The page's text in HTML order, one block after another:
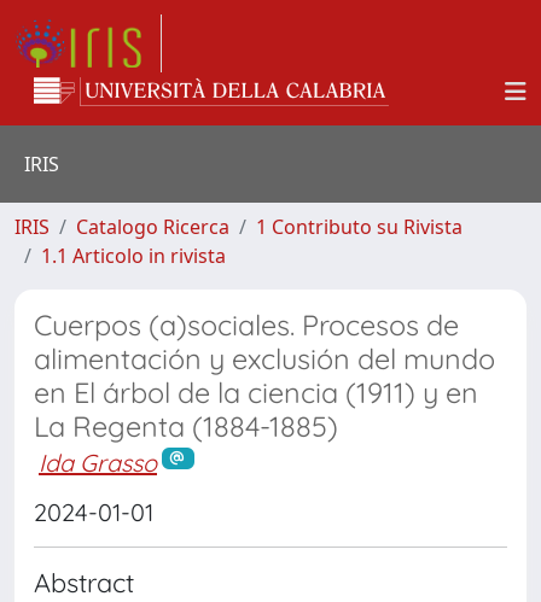
IRIS
IRIS Catalogo Ricerca
1 Contributo su Rivista
1.1 Articolo in rivista
Cuerpos (a)sociales. Procesos de
alimentación y exclusión del mundo
en El árbol de la ciencia (1911) y en
La Regenta (1884-1885)
Ida Grasso
2024-01-01
Abstract